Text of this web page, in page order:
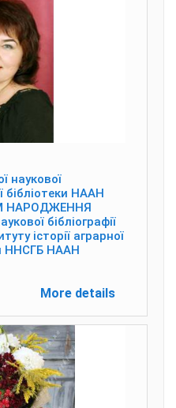
наукової
бібліотеки НААН
НАРОДЖЕННЯ
бібліографії
історії аграрної
ННСГБ НААН
More details